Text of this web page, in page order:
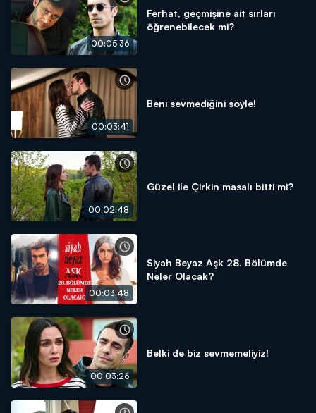
00:05:36
Ferhat, geçmişine ait sırları
öğrenebilecek mi?
00:03:41
Beni sevmediğini söyle!
00:02:48
Güzel ile Çirkin masalı bitti mi?
00:03:48
Siyah Beyaz Aşk 28. Bölümde
Neler Olacak?
00:03:26
Belki de biz sevmemeliyiz!